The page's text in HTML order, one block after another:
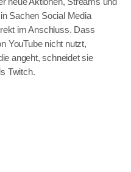
neue Aktionen, Streams und
Sachen Social Media
im Anschluss. Dass
YouTube nicht nutzt,
angeht, schneidet sie
Twitch.